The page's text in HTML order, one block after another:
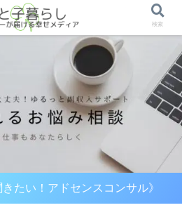
たい！アドセンスコンサル》
検索